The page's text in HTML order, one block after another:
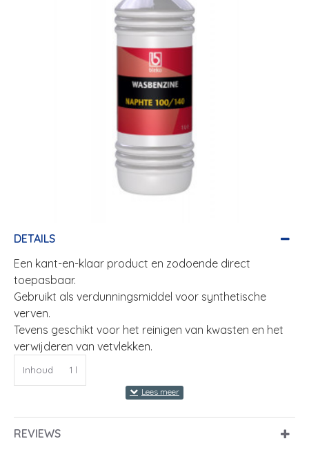
DETAILS
Een kant-en-klaar product en zodoende direct
toepasbaar.
Gebruikt als verdunningsmiddel voor synthetische
verven.
Tevens geschikt voor het reinigen van kwasten en het
verwijderen van vetvlekken.
Inhoud 1 l
REVIEWS